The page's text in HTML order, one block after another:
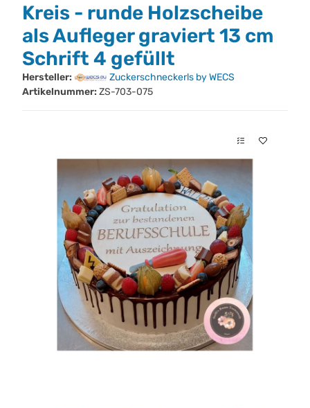
Kreis - runde Holzscheibe
als Aufleger graviert 13 cm
Schrift 4 gefüllt
Hersteller:
Zuckerschneckerls by WECS
Artikelnummer: ZS-703-075